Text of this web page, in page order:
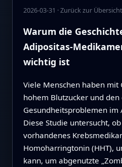
2026-03-31 ·Zurück zur Übersicht
Warum die
Adipositas-
wichtig ist
Viele Menschen haben mit
hohem Blutzucker und
Gesundheitsproblemen im
Diese Studie untersucht,
vorhandenes
Homoharringtonin (HHT),
kann, um abgenutzte